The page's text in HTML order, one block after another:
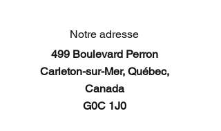
Notre adresse
499 Boulevard Perron
Carleton-sur-Mer, Québec,
Canada
G0C 1J0